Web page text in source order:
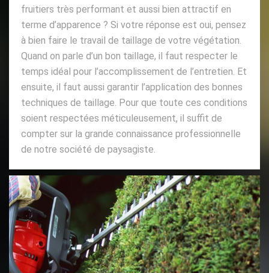
fruitiers très performant et aussi bien attractif en
terme d’apparence ? Si votre réponse est oui, pensez
à bien faire le travail de taillage de votre végétation.
Quand on parle d’un bon taillage, il faut respecter le
temps idéal pour l’accomplissement de l’entretien. Et
ensuite, il faut aussi garantir l’application des bonnes
techniques de taillage. Pour que toute ces conditions
soient respectées méticuleusement, il suffit de
compter sur la grande connaissance professionnelle
de notre société de paysagiste.